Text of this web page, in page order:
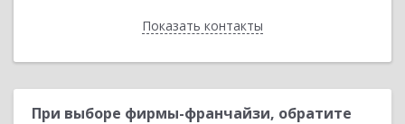
Показать контакты
Назад
При выборе фирмы-франчайзи, обратите